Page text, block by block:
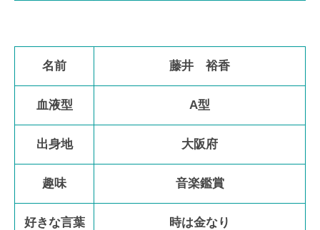
名前 藤井 裕香
血液型 A型
出身地 大阪府
趣味 音楽鑑賞
好きな言葉
時は金なり